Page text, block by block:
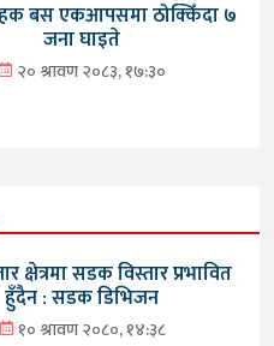
बस एकआपसमा ठोक्किँदा ७
जना घाइते
२० श्रावण २०८३, १७:३०
क्षेत्रमा सडक विस्तार प्रभावित
हुँदैन : सडक डिभिजन
१० श्रावण २०८०, १४:३८